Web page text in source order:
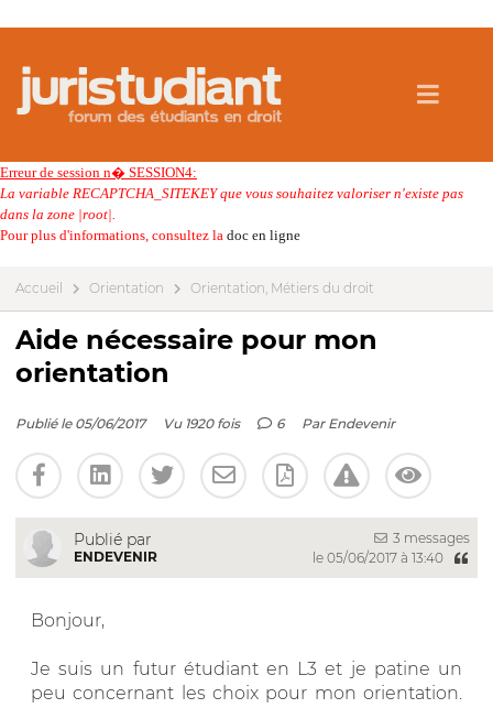
Erreur de session n� SESSION4:
La variable RECAPTCHA_SITEKEY que vous souhaitez valoriser n'existe pas
dans la zone |root|.
Pour plus d'informations, consultez la doc en ligne
Accueil Orientation Orientation, Métiers du droit
Aide nécessaire pour mon
orientation
Publié le 05/06/2017 Vu 1920 fois 6 Par Endevenir
Publié par
ENDEVENIR
3 messages
le 05/06/2017 à 13:40
Bonjour,
Je suis un futur étudiant en L3 et je patine un
peu concernant les choix pour mon orientation.